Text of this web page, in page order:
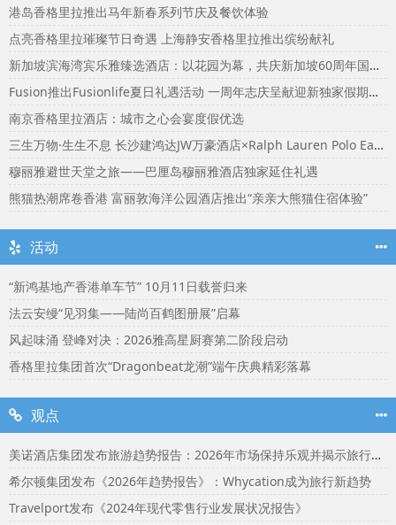
港岛香格里拉推出马年新春系列节庆及餐饮体验
点亮香格里拉璀璨节日奇遇 上海静安香格里拉推出缤纷献礼
新加坡滨海湾宾乐雅臻选酒店：以花园为幕，共庆新加坡60周年国庆盛宴
Fusion推出Fusionlife夏日礼遇活动 一周年志庆呈献迎新独家假期奖赏
南京香格里拉酒店：城市之心会宴度假优选
三生万物·生生不息 长沙建鸿达JW万豪酒店×Ralph Lauren Polo Earth开启可持续生活旅行美学
穆丽雅避世天堂之旅——巴厘岛穆丽雅酒店独家延住礼遇
熊猫热潮席卷香港 富丽敦海洋公园酒店推出“亲亲大熊猫住宿体验”
活动
“新鸿基地产香港单车节” 10月11日载誉归来
法云安缦“见羽集——陆尚百鹤图册展”启幕
风起味涌 登峰对决：2026雅高星厨赛第二阶段启动
香格里拉集团首次“Dragonbeat龙潮”端午庆典精彩落幕
观点
美诺酒店集团发布旅游趋势报告：2026年市场保持乐观并揭示旅行者渴望联结
希尔顿集团发布《2026年趋势报告》：Whycation成为旅行新趋势
Travelport发布《2024年现代零售行业发展状况报告》